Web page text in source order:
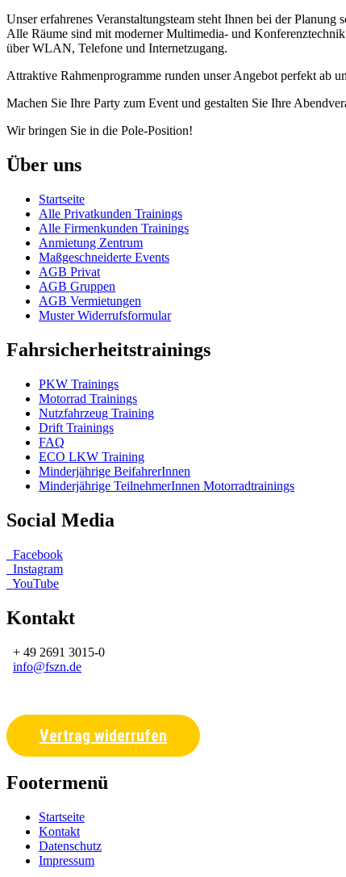
Unser erfahrenes Veranstaltungsteam steht Ihnen bei der
Alle Räume sind mit moderner Multimedia- und
über WLAN, Telefone und Internetzugang.
Attraktive Rahmenprogramme runden unser Angebot perfekt ab
Machen Sie Ihre Party zum Event und gestalten Sie Ihre
Wir bringen Sie in die Pole-Position!
Über uns
Startseite
Alle Privatkunden Trainings
Alle Firmenkunden Trainings
Anmietung Zentrum
Maßgeschneiderte Events
AGB Privat
AGB Gruppen
AGB Vermietungen
Muster Widerrufsformular
Fahrsicherheitstrainings
PKW Trainings
Motorrad Trainings
Nutzfahrzeug Training
Drift Trainings
FAQ
ECO LKW Training
Minderjährige BeifahrerInnen
Minderjährige TeilnehmerInnen Motorradtrainings
Social Media
Facebook
Instagram
YouTube
Kontakt
+ 49 2691 3015-0
info@fszn.de
Vertrag widerrufen
Footermenü
Startseite
Kontakt
Datenschutz
Impressum